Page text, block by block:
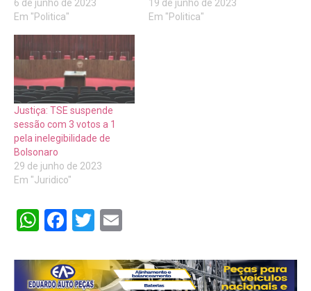
6 de junho de 2023
Em "Politica"
19 de junho de 2023
Em "Politica"
Justiça: TSE suspende
sessão com 3 votos a 1
pela inelegibilidade de
Bolsonaro
29 de junho de 2023
Em "Juridico"
WhatsApp
Facebook
Twitter